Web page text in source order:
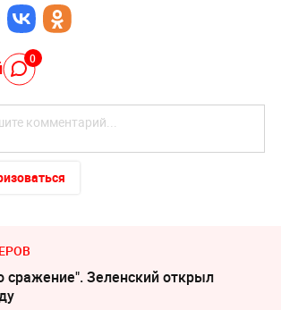
0
сражение". Зеленский открыл